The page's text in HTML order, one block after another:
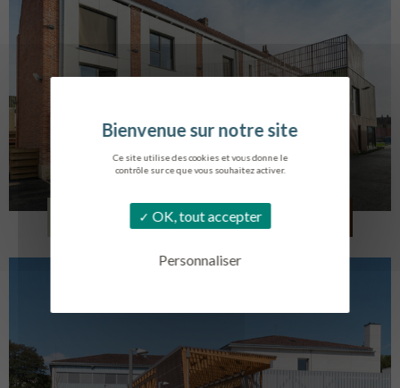
Ce site utilise des cookies et vous donne le
contrôle sur ce que vous souhaitez activer.
OK, tout accepter
Personnaliser
LOG. JEUNES TRAVAILLEURS